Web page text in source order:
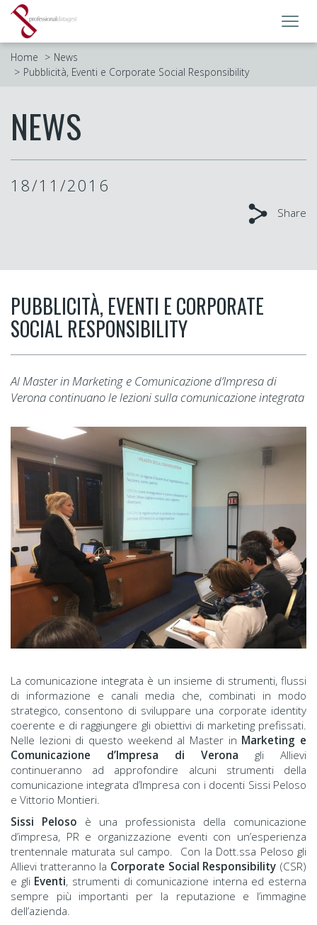
Home
News
Pubblicità, Eventi e Corporate Social Responsibility
NEWS
18/11/2016
Share
PUBBLICITÀ, EVENTI E CORPORATE
SOCIAL RESPONSIBILITY
Al Master in Marketing e Comunicazione d’Impresa di
Verona continuano le lezioni sulla comunicazione integrata
La comunicazione integrata è un insieme di strumenti, flussi
di informazione e canali media che, combinati in modo
strategico, consentono di sviluppare una corporate identity
coerente e di raggiungere gli obiettivi di marketing prefissati.
Nelle lezioni di questo weekend al Master in Marketing e
Comunicazione d’Impresa di Verona gli Allievi
continueranno ad approfondire alcuni strumenti della
comunicazione integrata d’Impresa con i docenti Sissi Peloso
e Vittorio Montieri.
Sissi Peloso è una professionista della comunicazione
d’impresa, PR e organizzazione eventi con un’esperienza
trentennale maturata sul campo. Con la Dott.ssa Peloso gli
Allievi tratteranno la Corporate Social Responsibility (CSR)
e gliEventi, strumenti di comunicazione interna ed esterna
sempre più importanti per la reputazione e l’immagine
dell’azienda.